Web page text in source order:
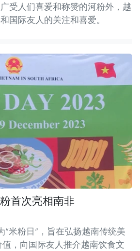
受人们喜爱和称赞的河粉外，越
国际友人的关注和喜爱。
首次亮相南非
“米粉日”，旨在弘扬越南传统美
，向国际友人推介越南饮食文